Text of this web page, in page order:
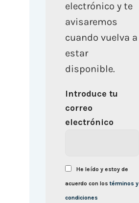
electrónico y te
avisaremos
cuando vuelva a
estar
disponible.
Introduce tu
correo
electrónico
He leído y estoy de
acuerdo con lostérminos y
condiciones